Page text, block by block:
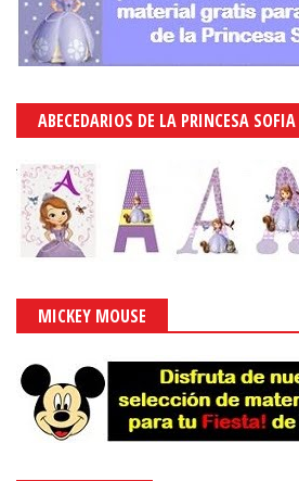
ABECEDARIOS DE LA PRINCESA SOFIA
MICKEY MOUSE